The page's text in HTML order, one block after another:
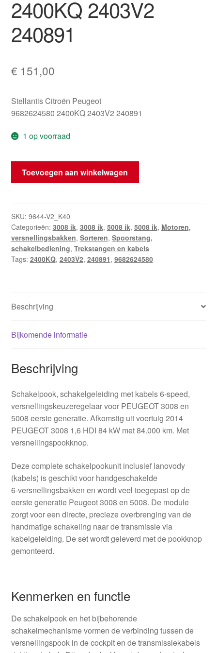
2400KQ 2403V2
240891
€ 151,00
Stellantis Citroën Peugeot
9682624580 2400KQ 2403V2 240891
1 op voorraad
Schakelgeleiding
Peugeot
2400KQ
2403V2
240891
aantal
Toevoegen aan winkelwagen
SKU: 9644-V2_K40
Categorieën: 3008 ik, 3008 ik, 5008 ik, 5008 ik, Motoren,
versnellingsbakken, Sorteren, Spoorstang,
schakelbediening, Trekstangen en kabels
Tags: 2400KQ, 2403V2, 240891, 9682624580
Beschrijving
Bijkomende informatie
Beschrijving
Schakelpook, schakelgeleiding met kabels 6‑speed,
versnellingskeuzeregelaar voor PEUGEOT 3008 en
5008 eerste generatie. Afkomstig uit voertuig 2014
PEUGEOT 3008 1,6 HDI 84 kW met 84.000 km. Met
versnellingspookknop.
Deze complete schakelpookunit inclusief lanovody
(kabels) is geschikt voor handgeschakelde
6‑versnellingsbakken en wordt veel toegepast op de
eerste generatie Peugeot 3008 en 5008. De module
zorgt voor een directe, precieze overbrenging van de
handmatige schakeling naar de transmissie via
kabelgeleiding. De set wordt geleverd met de pookknop
gemonteerd.
Kenmerken en functie
De schakelpook en het bijbehorende
schakelmechanisme vormen de verbinding tussen de
versnellingspook in de cockpit en de transmissiekabels